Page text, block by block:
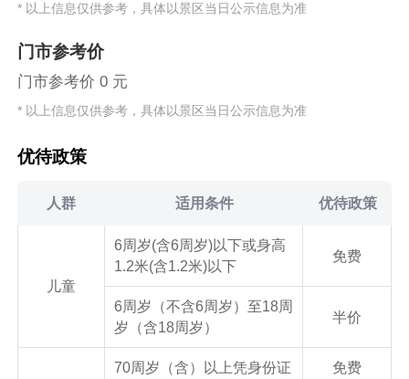
* 以上信息仅供参考，具体以景区当日公示信息为准
门市参考价
门市参考价 0 元
* 以上信息仅供参考，具体以景区当日公示信息为准
优待政策
人群 适用条件 优待政策
儿童
6周岁(含6周岁)以下或身高
1.2米(含1.2米)以下
免费
6周岁（不含6周岁）至18周
岁（含18周岁）
半价
70周岁（含）以上凭身份证 免费